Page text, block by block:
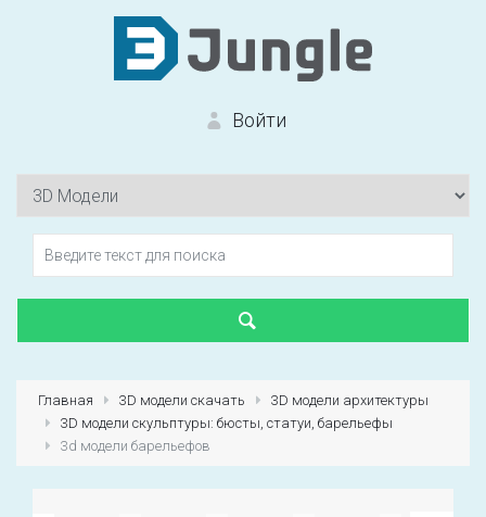
Войти
Первый раз? Зарегистрироваться
Главная 3D модели скачать
3D модели архитектуры
3D модели скульптуры: бюсты, статуи, барельефы
3d модели барельефов